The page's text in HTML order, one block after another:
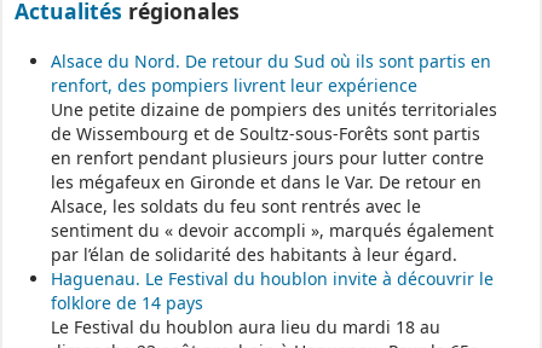
Actualités régionales
Alsace du Nord. De retour du Sud où ils sont partis en
renfort, des pompiers livrent leur expérience
Une petite dizaine de pompiers des unités territoriales
de Wissembourg et de Soultz-sous-Forêts sont partis
en renfort pendant plusieurs jours pour lutter contre
les mégafeux en Gironde et dans le Var. De retour en
Alsace, les soldats du feu sont rentrés avec le
sentiment du « devoir accompli », marqués également
par l’élan de solidarité des habitants à leur égard.
Haguenau. Le Festival du houblon invite à découvrir le
folklore de 14 pays
Le Festival du houblon aura lieu du mardi 18 au